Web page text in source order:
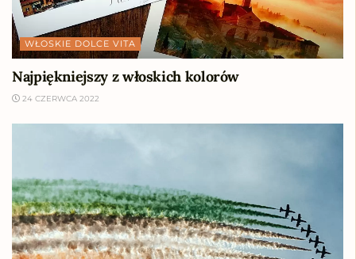
WŁOSKIE DOLCE VITA
Najpiękniejszy z włoskich kolorów
24 CZERWCA 2022